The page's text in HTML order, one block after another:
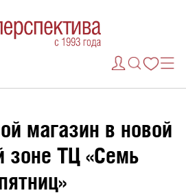
магазин в новой
зоне ТЦ «Семь